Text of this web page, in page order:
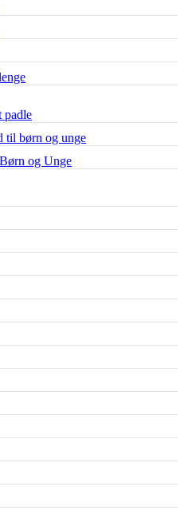
padle
til børn og unge
og Unge